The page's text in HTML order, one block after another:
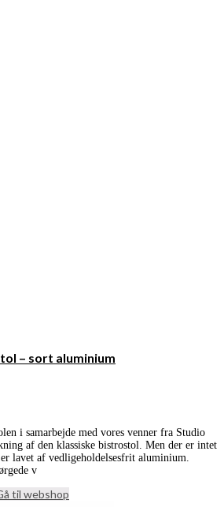
– sort aluminium
i samarbejde med vores venner fra Studio
af den klassiske bistrostol. Men der er intet
lavet af vedligeholdelsesfrit aluminium.
v
til webshop